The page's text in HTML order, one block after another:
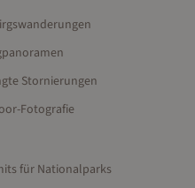
Stornierungen
Fotografie
für Nationalparks